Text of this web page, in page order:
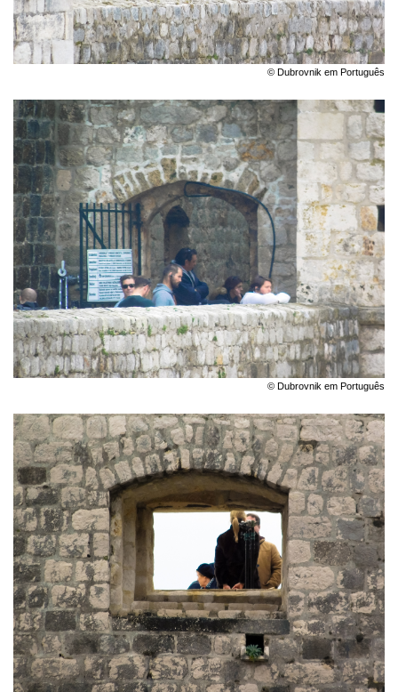
© Dubrovnik em Português
© Dubrovnik em Português